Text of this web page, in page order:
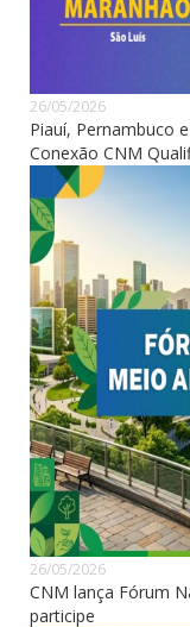
26/05/2026
Piauí, Pernambuco
Conexão CNM
26/05/2026
CNM lança Fórum
participe